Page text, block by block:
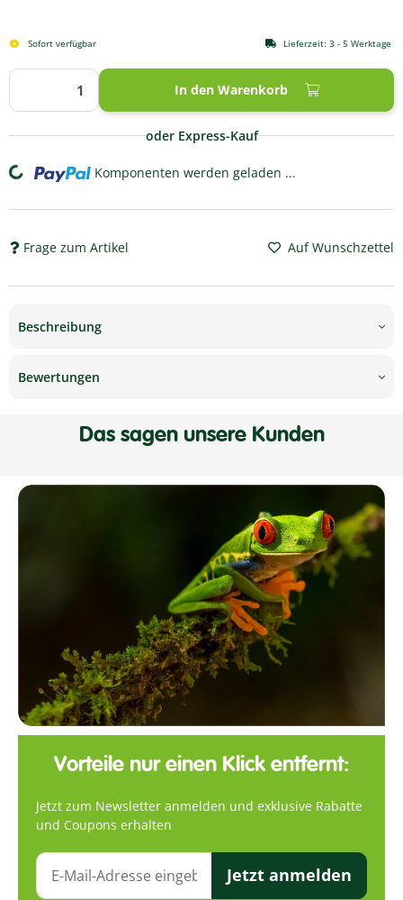
In den Warenkorb
Sofort verfügbar Lieferzeit: 3 - 5 Werktage
oder Express-Kauf
Loading... Komponenten werden geladen ...
Frage zum Artikel Auf Wunschzettel
Beschreibung
Bewertungen
Das sagen unsere Kunden
Vorteile nur einen Klick entfernt:
Jetzt zum Newsletter anmelden und exklusive Rabatte
und Coupons erhalten
Jetzt anmelden